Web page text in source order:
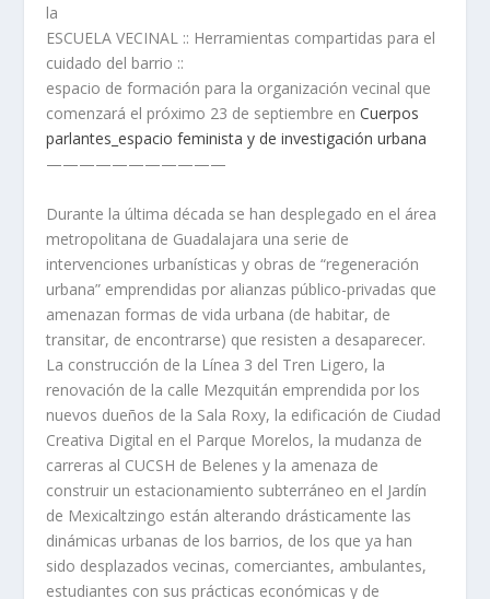
la
ESCUELA VECINAL :: Herramientas compartidas para el
cuidado del barrio ::
espacio de formación para la organización vecinal que
comenzará el próximo 23 de septiembre enCuerpos
parlantes_espacio feminista y de investigación urbana
———————————
Durante la última década se han desplegado en el área
metropolitana de Guadalajara una serie de
intervenciones urbanísticas y obras de “regeneración
urbana” emprendidas por alianzas público-privadas que
amenazan formas de vida urbana (de habitar, de
transitar, de encontrarse) que resisten a desaparecer.
La construcción de la Línea 3 del Tren Ligero, la
renovación de la calle Mezquitán emprendida por los
nuevos dueños de la Sala Roxy, la edificación de Ciudad
Creativa Digital en el Parque Morelos, la mudanza de
carreras al CUCSH de Belenes y la amenaza de
construir un estacionamiento subterráneo en el Jardín
de Mexicaltzingo están alterando drásticamente las
dinámicas urbanas de los barrios, de los que ya han
sido desplazados vecinas, comerciantes, ambulantes,
estudiantes con sus prácticas económicas y de